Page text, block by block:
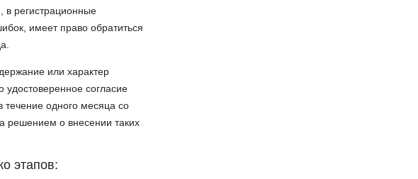
в регистрационные
имеет право обратиться
или характер
удостоверенное согласие
течение одного месяца со
решением о внесении таких
этапов: